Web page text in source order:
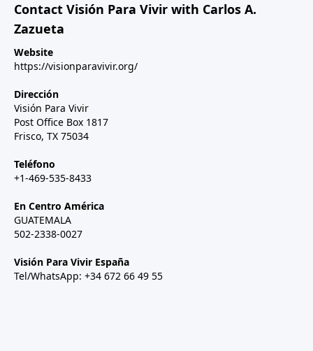
Contact Visión Para Vivir with Carlos A.
Zazueta
Website
https://visionparavivir.org/
Dirección
Visión Para Vivir
Post Office Box 1817
Frisco, TX 75034
Teléfono
+1-469-535-8433
En Centro América
GUATEMALA
502-2338-0027
Visión Para Vivir España
Tel/WhatsApp: +34 672 66 49 55